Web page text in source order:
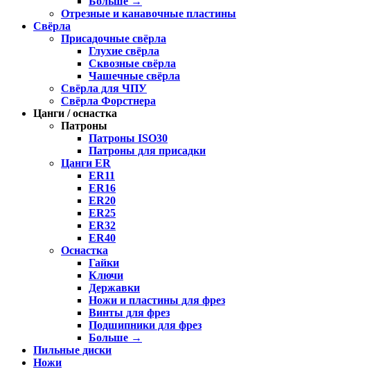
Отрезные и канавочные пластины
Свёрла
Присадочные свёрла
Глухие свёрла
Сквозные свёрла
Чашечные свёрла
Свёрла для ЧПУ
Свёрла Форстнера
Цанги / оснастка
Патроны
Патроны ISO30
Патроны для присадки
Цанги ER
ER11
ER16
ER20
ER25
ER32
ER40
Оснастка
Гайки
Ключи
Державки
Ножи и пластины для фрез
Винты для фрез
Подшипники для фрез
Больше →
Пильные диски
Ножи